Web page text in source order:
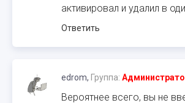
активировал и удалил в
Ответить
edrom, Группа:
Вероятнее всего, вы не